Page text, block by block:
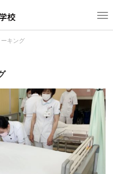
T
a
v
g
a
キング